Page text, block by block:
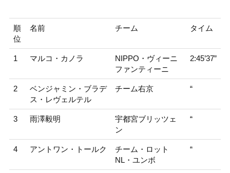
順
位
名前 チーム タイム
1 マルコ・カノラ
NIPPO・ヴィーニ
ファンティーニ
2:45’37”
2
ベンジャミン・ブラデ
ス・レヴェルテル
チーム右京 “
3 雨澤毅明
宇都宮ブリッツェ
ン
“
4 アントワン・トールク
チーム・ロット
NL・ユンボ
“